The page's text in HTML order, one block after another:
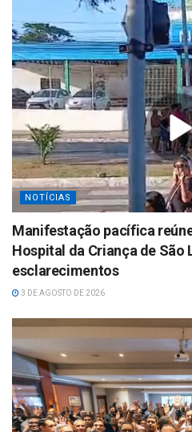
NOTÍCIAS
Manifestação pacífica
Hospital da Criança de São
esclarecimentos
3 DE AGOSTO DE 2026